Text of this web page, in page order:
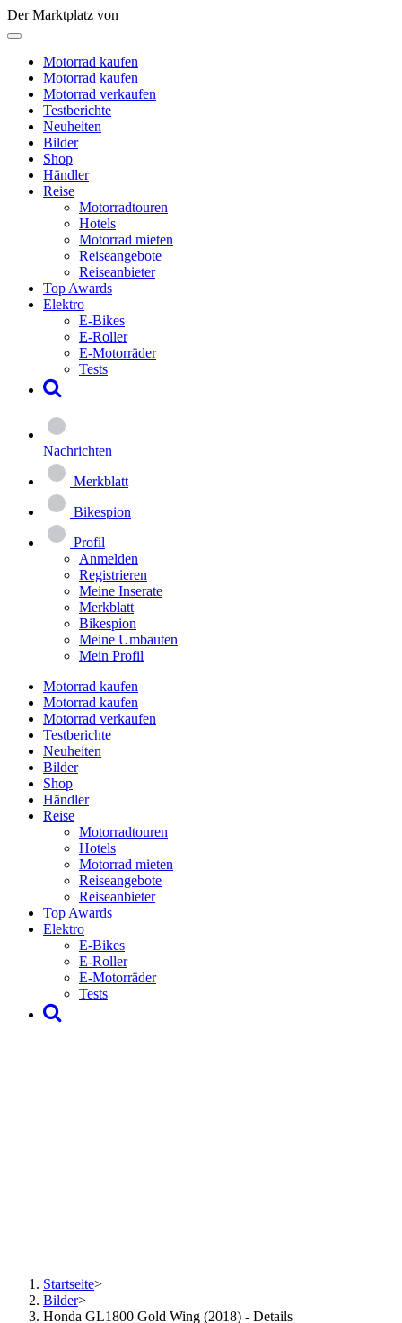
Der Marktplatz von
Motorrad kaufen
Motorrad kaufen
Motorrad verkaufen
Testberichte
Neuheiten
Bilder
Shop
Händler
Reise
Motorradtouren
Hotels
Motorrad mieten
Reiseangebote
Reiseanbieter
Top Awards
Elektro
E-Bikes
E-Roller
E-Motorräder
Tests
Nachrichten
Merkblatt
Bikespion
Profil
Anmelden
Registrieren
Meine Inserate
Merkblatt
Bikespion
Meine Umbauten
Mein Profil
Motorrad kaufen
Motorrad kaufen
Motorrad verkaufen
Testberichte
Neuheiten
Bilder
Shop
Händler
Reise
Motorradtouren
Hotels
Motorrad mieten
Reiseangebote
Reiseanbieter
Top Awards
Elektro
E-Bikes
E-Roller
E-Motorräder
Tests
Startseite>
Bilder>
Honda GL1800 Gold Wing (2018) - Details